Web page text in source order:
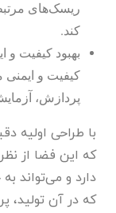
ریسک‌های
کند.
بهبود کیفیت و
کیفیت و ایمنی
پردازش،
با طراحی اولیه
که این فضا از
دارد و می‌تواند
که در آن تولید،